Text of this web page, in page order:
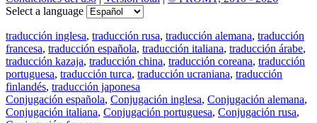
Select a language
traducción inglesa, traducción rusa, traducción alemana, traducción
francesa, traducción española, traducción italiana, traducción árabe,
traducción kazaja, traducción china, traducción coreana, traducción
portuguesa, traducción turca, traducción ucraniana, traducción
finlandés, traducción japonesa
Conjugación española, Conjugación inglesa, Conjugación alemana,
Conjugación italiana, Conjugación portuguesa, Conjugación rusa,